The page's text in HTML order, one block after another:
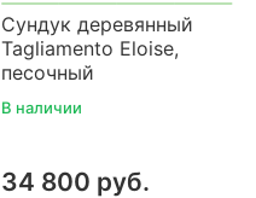
Сундук деревянный
Tagliamento Eloise,
песочный
В наличии
34 800 руб.